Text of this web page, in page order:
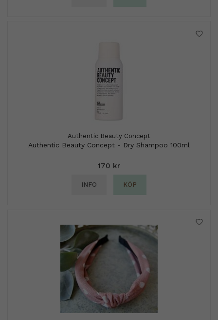
Authentic Beauty Concept
Authentic Beauty Concept - Dry Shampoo 100ml
170 kr
INFO KÖP